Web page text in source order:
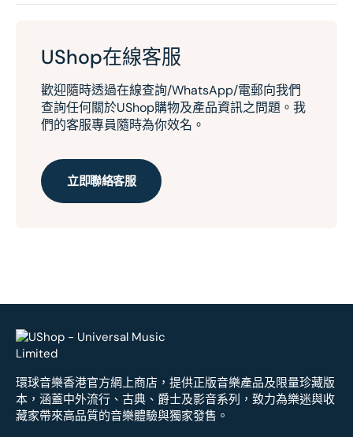
UShop在線客服
歡迎隨時透過在線查詢/WhatsApp/電郵向我們
查詢任何關於UShop購物及產品資訊之問題。我
們的客服專員隨時為你效名。
立即聯絡客服
環球音樂香港官方網上商店，提供正版音樂產品及限量珍藏版
本，涵蓋中外流行、古典、爵士及影音系列，致力為樂迷與收
藏家帶來高品質的音樂體驗與獨家發售。